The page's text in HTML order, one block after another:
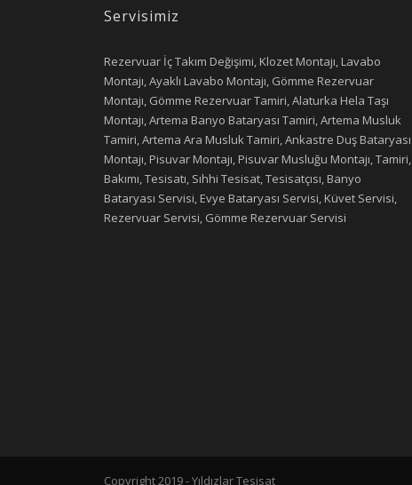
Servisimiz
Rezervuar İç Takım Değişimi, Klozet Montajı, Lavabo
Montajı, Ayaklı Lavabo Montajı, Gömme Rezervuar
Montajı, Gömme Rezervuar Tamiri, Alaturka Hela Taşı
Montajı, Artema Banyo Bataryası Tamiri, Artema Musluk
Tamiri, Artema Ara Musluk Tamiri, Ankastre Duş Bataryası
Montajı, Pisuvar Montajı, Pisuvar Musluğu Montajı, Tamiri,
Bakımı, Tesisatı, Sıhhi Tesisat, Tesisatçısı, Banyo
Bataryası Servisi, Evye Bataryası Servisi, Küvet Servisi,
Rezervuar Servisi, Gömme Rezervuar Servisi
Copyright 2019 - Yıldızlar Tesisat